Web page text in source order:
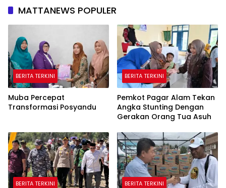
MATTANEWS POPULER
BERITA TERKINI
Muba Percepat
Transformasi Posyandu
BERITA TERKINI
Pemkot Pagar Alam Tekan
Angka Stunting Dengan
Gerakan Orang Tua Asuh
BERITA TERKINI BERITA TERKINI